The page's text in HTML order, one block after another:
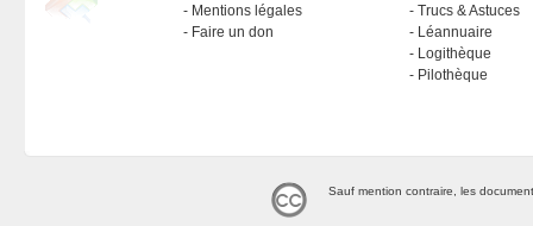
Mentions légales
Faire un don
Trucs & Astuces
Léannuaire
Logithèque
Pilothèque
Sauf mention contraire, les